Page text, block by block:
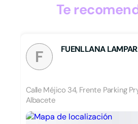
Te
F FUENLLANA
Calle Méjico 34, Frente Parking
Albacete